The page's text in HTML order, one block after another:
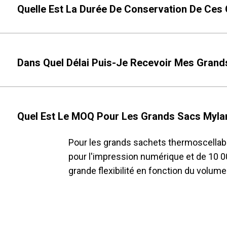
Quelle Est La Durée De Conservation De
Dans Quel Délai Puis-Je Recevoir Mes
Quel Est Le MOQ Pour Les Grands Sacs
Pour les grands sachets
pour l'impression numérique et de 10
grande flexibilité en fonction du